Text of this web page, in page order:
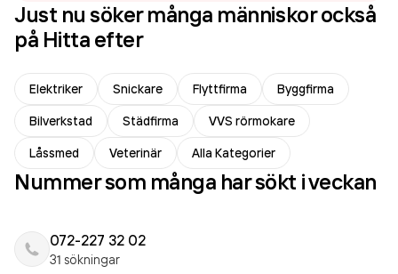
Just nu söker många människor också
på Hitta efter
Elektriker Snickare Flyttfirma
Byggfirma
Bilverkstad
Städfirma
VVS rörmokare
Låssmed
Veterinär Alla Kategorier
Nummer som många har sökt i veckan
072-227 32 02
31 sökningar